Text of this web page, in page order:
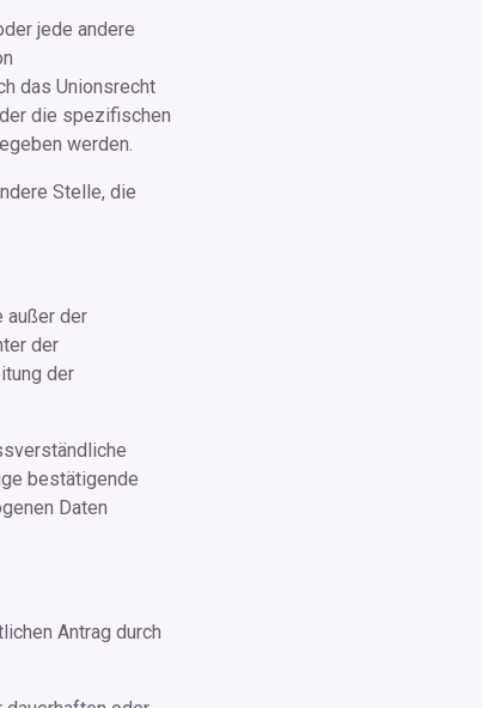
jede andere
das Unionsrecht
die spezifischen
werden.
Stelle, die
außer der
der
der
bestätigende
Daten
Antrag durch